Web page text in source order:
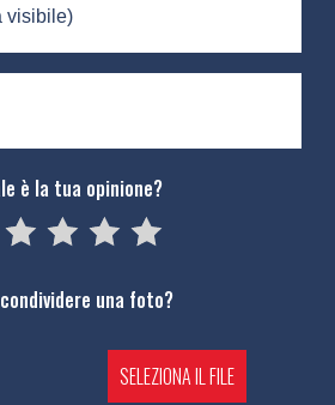
è la tua opinione?
45
4
35
3
25
2
15
una foto?
SELEZIONA IL FILE